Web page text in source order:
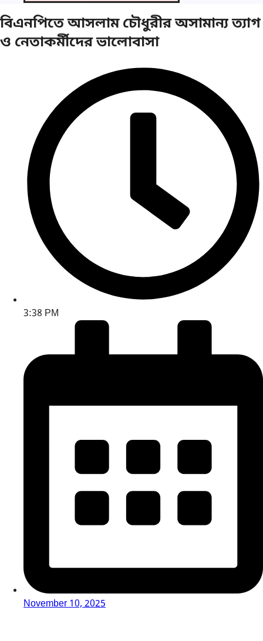
বিএনপিতে আসলাম চৌধুরীর অসামান্য ত্যাগ
ও নেতাকর্মীদের ভালোবাসা
3:38 PM
November 10, 2025